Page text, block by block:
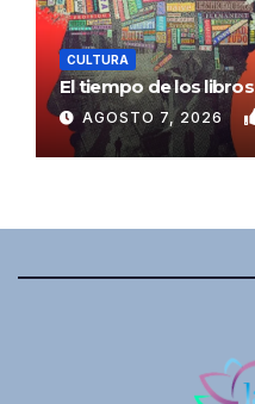
CULTURA
El tiempo de los libros
AGOSTO 7, 2026